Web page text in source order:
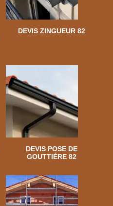
DEVIS ZINGUEUR 82
DEVIS POSE DE
GOUTTIÈRE 82